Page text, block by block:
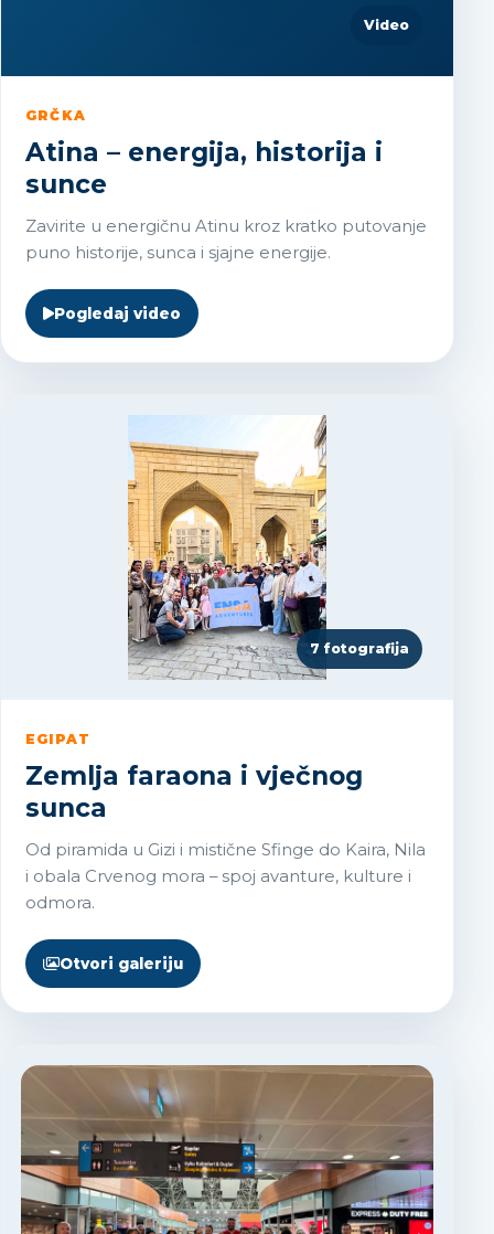
Video
GRČKA
Atina – energija, historija i
sunce
Zavirite u energičnu Atinu kroz kratko putovanje
puno historije, sunca i sjajne energije.
Pogledaj video
7 fotografija
EGIPAT
Zemlja faraona i vječnog
sunca
Od piramida u Gizi i mistične Sfinge do Kaira, Nila
i obala Crvenog mora – spoj avanture, kulture i
odmora.
Otvori galeriju